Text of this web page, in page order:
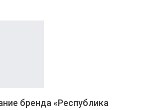
бренда «Республика